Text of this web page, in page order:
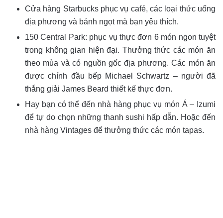
Cửa hàng Starbucks phục vụ café, các loại thức uống
địa phương và bánh ngọt mà bạn yêu thích.
150 Central Park: phục vụ thực đơn 6 món ngon tuyệt
trong không gian hiện đại. Thưởng thức các món ăn
theo mùa và có nguồn gốc địa phương. Các món ăn
được chính đầu bếp Michael Schwartz – người đã
thắng giải James Beard thiết kế thực đơn.
Hay bạn có thể đến nhà hàng phục vụ món Á – Izumi
để tự do chọn những thanh sushi hấp dẫn. Hoặc đến
nhà hàng Vintages để thưởng thức các món tapas.